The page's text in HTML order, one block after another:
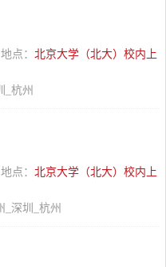
点： 北京大学（北大）校内上
_杭州
点： 北京大学（北大）校内上
_深圳_杭州